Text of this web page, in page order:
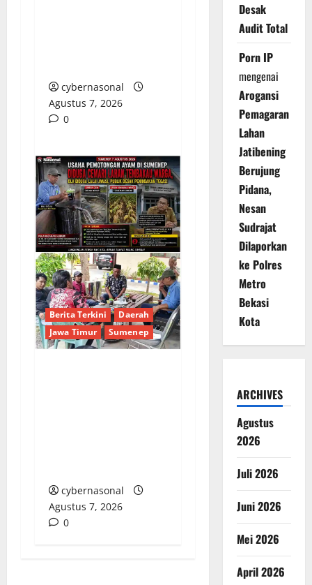
cybernasonal
Agustus 7, 2026
0
Berita Terkini
Daerah
Jawa Timur
Sumenep
cybernasonal
Agustus 7, 2026
0
Desak
Audit Total
Porn IP
mengenai
Arogansi
Pemagaran
Lahan
Jatibening
Berujung
Pidana,
Nesan
Sudrajat
Dilaporkan
ke Polres
Metro
Bekasi
Kota
ARCHIVES
Agustus
2026
Juli 2026
Juni 2026
Mei 2026
April 2026